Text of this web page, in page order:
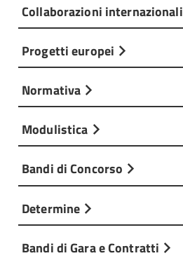
Collaborazioni internazionali
Progetti europei
Normativa
Modulistica
Bandi di Concorso
Determine
Bandi di Gara e Contratti